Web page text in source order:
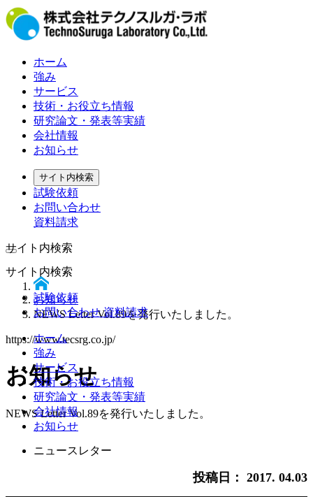
ホーム
強み
サービス
技術・お役立ち情報
研究論文・発表等実績
会社情報
お知らせ
サイト内検索
試験依頼
お問い合わせ
資料請求
サイト内検索
サイト内検索
試験依頼
お問い合わせ 資料請求
ホーム
強み
サービス
技術・お役立ち情報
研究論文・発表等実績
会社情報
お知らせ
お知らせ
NEWS Letter Vol.89を発行いたしました。
https://www.tecsrg.co.jp/
お知らせ
NEWS Letter Vol.89を発行いたしました。
ニュースレター
投稿日： 2017. 04.03